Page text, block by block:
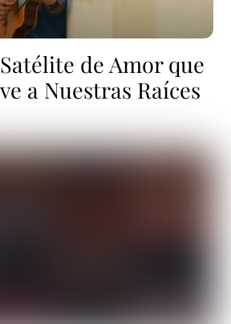
de Amor que
a Nuestras Raíces